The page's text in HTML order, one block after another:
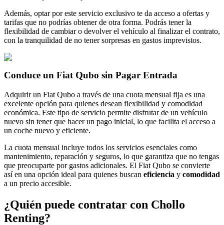
Además, optar por este servicio exclusivo te da acceso a ofertas y
tarifas que no podrías obtener de otra forma. Podrás tener la
flexibilidad de cambiar o devolver el vehículo al finalizar el contrato,
con la tranquilidad de no tener sorpresas en gastos imprevistos.
Conduce un Fiat Qubo sin Pagar Entrada
Adquirir un Fiat Qubo a través de una cuota mensual fija es una
excelente opción para quienes desean flexibilidad y comodidad
económica. Este tipo de servicio permite disfrutar de un vehículo
nuevo sin tener que hacer un pago inicial, lo que facilita el acceso a
un coche nuevo y eficiente.
La cuota mensual incluye todos los servicios esenciales como
mantenimiento, reparación y seguros, lo que garantiza que no tengas
que preocuparte por gastos adicionales. El Fiat Qubo se convierte
así en una opción ideal para quienes buscan eficiencia y comodidad
a un precio accesible.
¿Quién puede contratar con Chollo
Renting?